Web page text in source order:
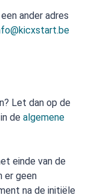
ander adres
Let dan op de
de algemene
einde van de
er geen
na de initiële